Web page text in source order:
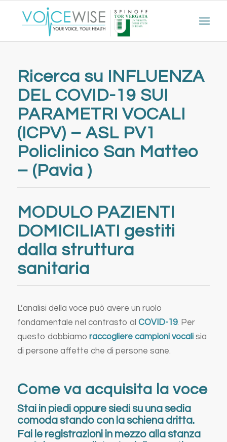
Ricerca su INFLUENZA
DEL COVID-19 SUI
PARAMETRI VOCALI
(ICPV) – ASL PV1
Policlinico San Matteo
– (Pavia )
MODULO PAZIENTI
DOMICILIATI gestiti
dalla struttura
sanitaria
L’analisi della voce può avere un ruolo
fondamentale nel contrasto al COVID-19. Per
questo dobbiamo raccogliere campioni vocalisia
di persone affette che di persone sane.
Come va acquisita la voce
Stai in piedi oppure siedi su una sedia
comoda stando con la schiena dritta.
Fai le registrazioni in mezzo alla stanza